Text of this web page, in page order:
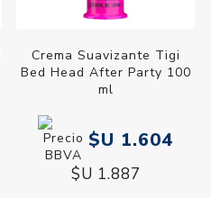
Crema Suavizante Tigi
Bed Head After Party 100
ml
$U 1.604
$U 1.887